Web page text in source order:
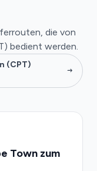
die von
bedient werden.
(CPT)
Town zum